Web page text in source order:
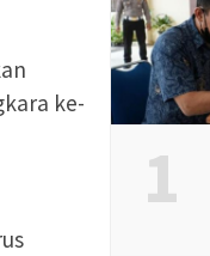
ke-
1